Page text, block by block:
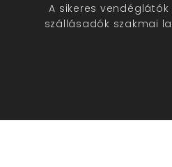
A sikeres vendéglátók
szállásadók szakmai